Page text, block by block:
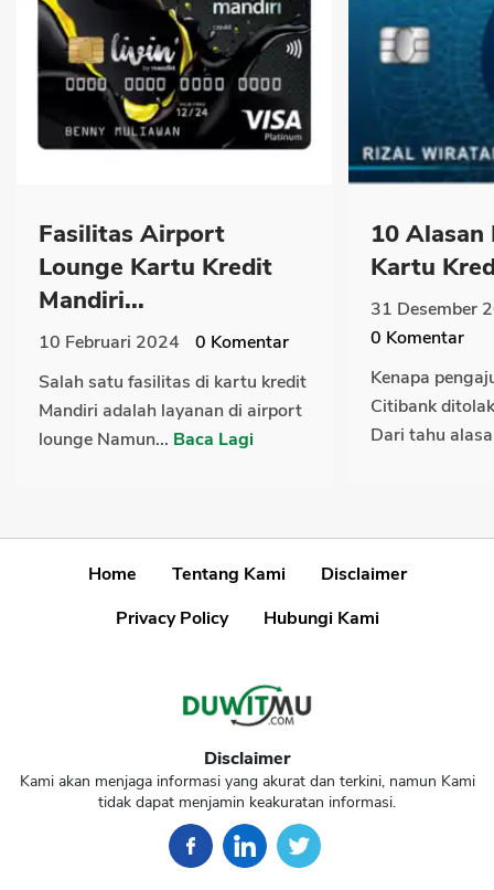
Fasilitas Airport
Lounge Kartu Kredit
Mandiri...
10 Februari 2024 0 Komentar
Salah satu fasilitas di kartu kredit
Mandiri adalah layanan di airport
lounge Namun... Baca Lagi
10 Alasan
Kartu
31 Desember
0 Komentar
Kenapa
Citibank
Dari tahu
Home Tentang Kami
Disclaimer
Privacy Policy
Hubungi Kami
Disclaimer
Kami akan menjaga informasi yang akurat dan terkini, namun Kami
tidak dapat menjamin keakuratan informasi.